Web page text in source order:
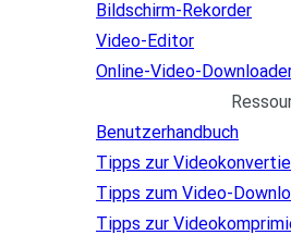
Bildschirm-Rekorder
Video-Editor
Online-Video-
Benutzerhandbuch
Tipps zur
Tipps zum Video-
Tipps zur